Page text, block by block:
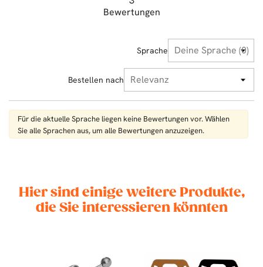
Bewertungen
Sprache
Bestellen nach
Für die aktuelle Sprache liegen keine Bewertungen vor. Wählen
Sie alle Sprachen aus, um alle Bewertungen anzuzeigen.
Hier sind einige weitere Produkte,
die Sie interessieren könnten